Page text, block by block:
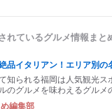
れているグルメ情報まと
品イタリアン！エリア別の
知られる福岡は人気観光ス
のグルメを味わえるグル
編集部